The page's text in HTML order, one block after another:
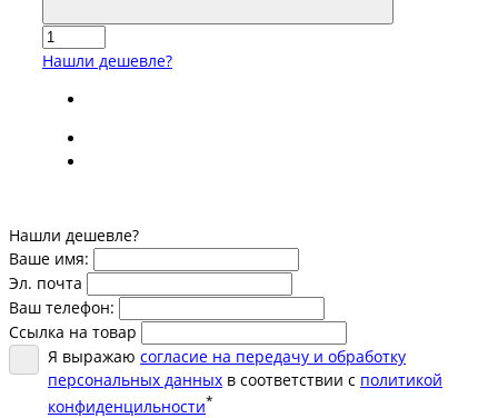
Нашли дешевле?
Нашли дешевле?
Ваше имя:
Эл. почта
Ваш телефон:
Ссылка на товар
Я выражаю согласие на передачу и обработку
персональных данных в соответствии с политикой
конфиденцильности*